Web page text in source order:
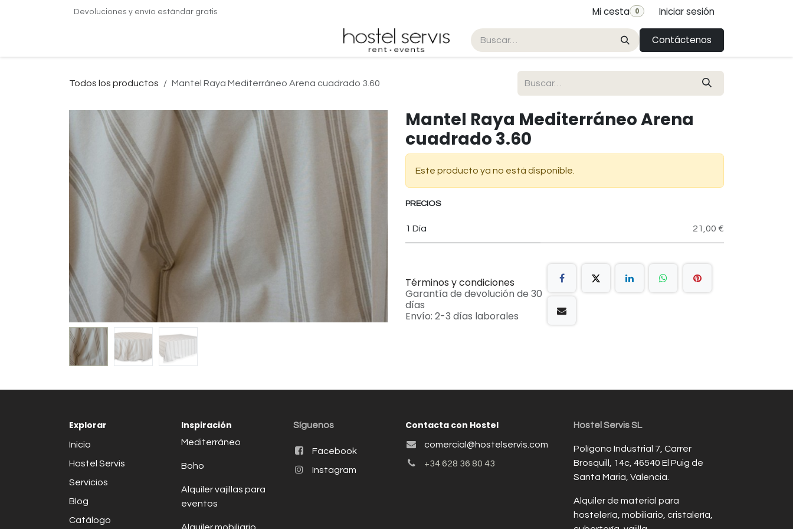
Devoluciones y envío estándar gratis Mi cesta 0 Iniciar sesión
Tienda Contáctenos
Todos los productos Mantel Raya Mediterráneo Arena cuadrado 3.60
Mantel Raya Mediterráneo Arena
cuadrado 3.60
Este producto ya no está disponible.
PRECIOS
1 Día 21,00 €
Términos y condiciones
Garantía de devolución de 30
días
Envío: 2-3 días laborales
Explorar
Inicio
Hostel Servis
Servicios
Blog
Catálogo
Inspiración
Mediterráneo
Boho
Alquiler vajillas para
eventos
Alquiler mobiliario
Síguenos
Facebook
Instagram
Contacta con Hostel
comercial@hostelservis.com
+34 628 36 80 43
Hostel Servis SL
Polígono Industrial 7, Carrer
Brosquill, 14c, 46540 El Puig de
Santa Maria, Valencia.
Alquiler de material para
hostelería, mobiliario, cristalería,